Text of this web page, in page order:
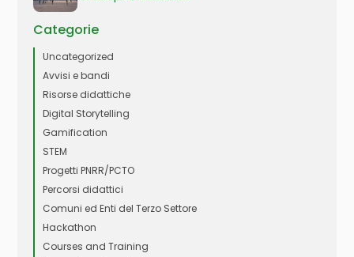
Categorie
Uncategorized
Avvisi e bandi
Risorse didattiche
Digital Storytelling
Gamification
STEM
Progetti PNRR/PCTO
Percorsi didattici
Comuni ed Enti del Terzo Settore
Hackathon
Courses and Training